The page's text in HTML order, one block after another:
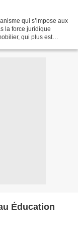
qui s’impose aux
la force juridique
qui plus est
Éducation